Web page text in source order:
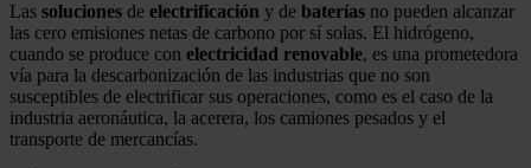
Las soluciones de electrificación y de baterías no pueden alcanzar
las cero emisiones netas de carbono por sí solas. El hidrógeno,
cuando se produce con electricidad renovable, es una prometedora
vía para la descarbonización de las industrias que no son
susceptibles de electrificar sus operaciones, como es el caso de la
industria aeronáutica, la acerera, los camiones pesados y el
transporte de mercancías.